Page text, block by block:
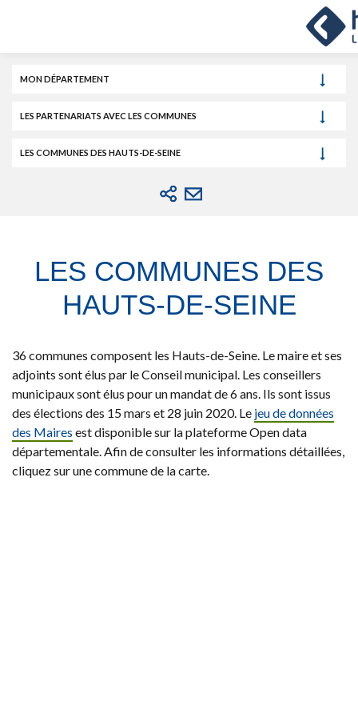
recherche
MON DÉPARTEMENT
LES PARTENARIATS AVEC LES COMMUNES
LES COMMUNES DES HAUTS-DE-SEINE
LES COMMUNES DES
HAUTS-DE-SEINE
36 communes composent les Hauts-de-Seine. Le maire et ses
adjoints sont élus par le Conseil municipal. Les conseillers
municipaux sont élus pour un mandat de 6 ans. Ils sont issus
des élections des 15 mars et 28 juin 2020. Le jeu de données
des Maires est disponible sur la plateforme Open data
départementale. Afin de consulter les informations détaillées,
cliquez sur une commune de la carte.